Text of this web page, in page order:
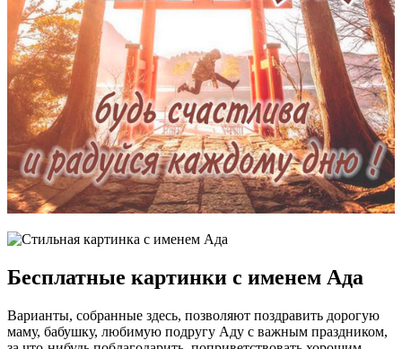
Бесплатные картинки с именем Ада
Варианты, собранные здесь, позволяют поздравить дорогую
маму, бабушку, любимую подругу Аду с важным праздником,